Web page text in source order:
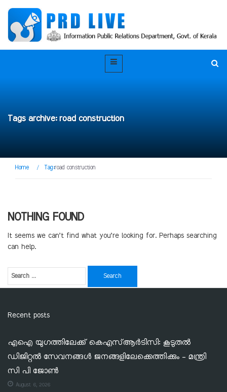
Tags archive: road construction
Home / Tag:road construction
NOTHING FOUND
It seems we can’t find what you’re looking for. Perhaps searching
can help.
Recent posts
എഐ യുഗത്തിലേക്ക് കെഎസ്ആർടിസി: കൂടുതൽ
ഡിജിറ്റൽ സേവനങ്ങൾ ജനങ്ങളിലേക്കെത്തിക്കും – മന്ത്രി
സി പി ജോൺ
August 6, 2026